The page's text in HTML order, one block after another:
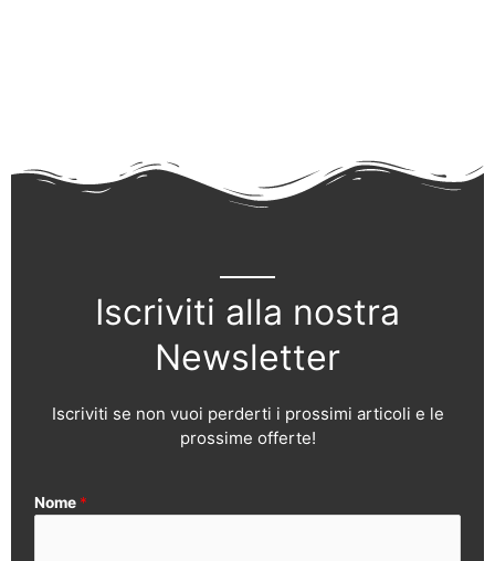
Iscriviti alla nostra
Newsletter
Iscriviti se non vuoi perderti i prossimi articoli e le
prossime offerte!
Nome *